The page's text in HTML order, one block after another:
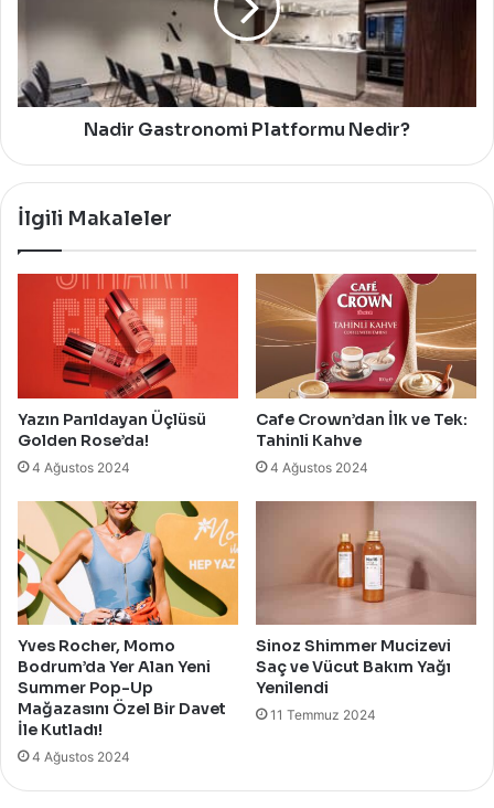
Nadir Gastronomi Platformu Nedir?
İlgili Makaleler
Yazın Parıldayan Üçlüsü
Golden Rose’da!
4 Ağustos 2024
Cafe Crown’dan İlk ve Tek:
Tahinli Kahve
4 Ağustos 2024
Yves Rocher, Momo
Bodrum’da Yer Alan Yeni
Summer Pop-Up
Mağazasını Özel Bir Davet
İle Kutladı!
4 Ağustos 2024
Sinoz Shimmer Mucizevi
Saç ve Vücut Bakım Yağı
Yenilendi
11 Temmuz 2024